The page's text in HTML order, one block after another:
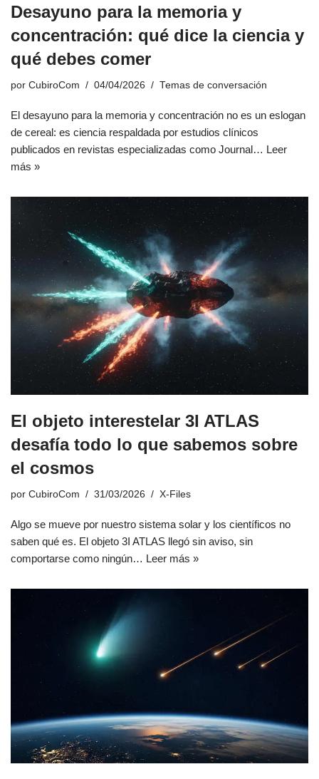
Desayuno para la memoria y
concentración: qué dice la ciencia y
qué debes comer
por CubiroCom 04/04/2026 Temas de conversación
El desayuno para la memoria y concentración no es un eslogan
de cereal: es ciencia respaldada por estudios clínicos
publicados en revistas especializadas como Journal… Leer
más »
El objeto interestelar 3I ATLAS
desafía todo lo que sabemos sobre
el cosmos
por CubiroCom 31/03/2026 X-Files
Algo se mueve por nuestro sistema solar y los científicos no
saben qué es. El objeto 3I ATLAS llegó sin aviso, sin
comportarse como ningún… Leer más »